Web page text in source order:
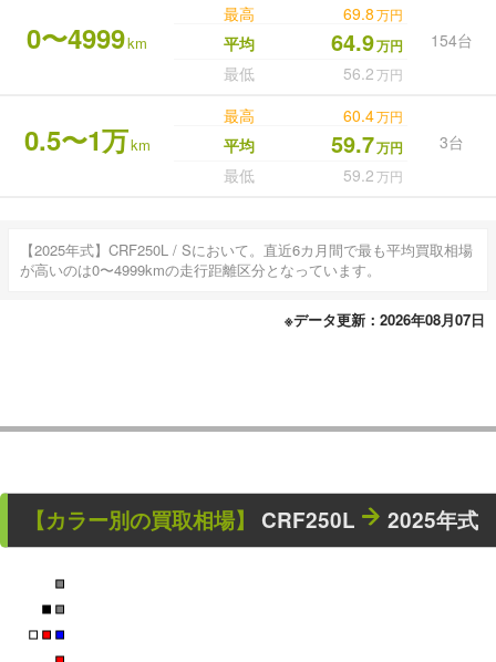
0〜4999km
最高 69.8万円
154台
平均 64.9万円
最低 56.2万円
0.5〜1万km
最高 60.4万円
3台
平均 59.7万円
最低 59.2万円
【2025年式】CRF250L / Sにおいて。直近6カ月間で最も平均買取相場
が高いのは0〜4999kmの走行距離区分となっています。
※データ更新：2026年08月07日
【カラー別の買取相場】 CRF250L 2025年式
■
■ ■
■ ■ ■